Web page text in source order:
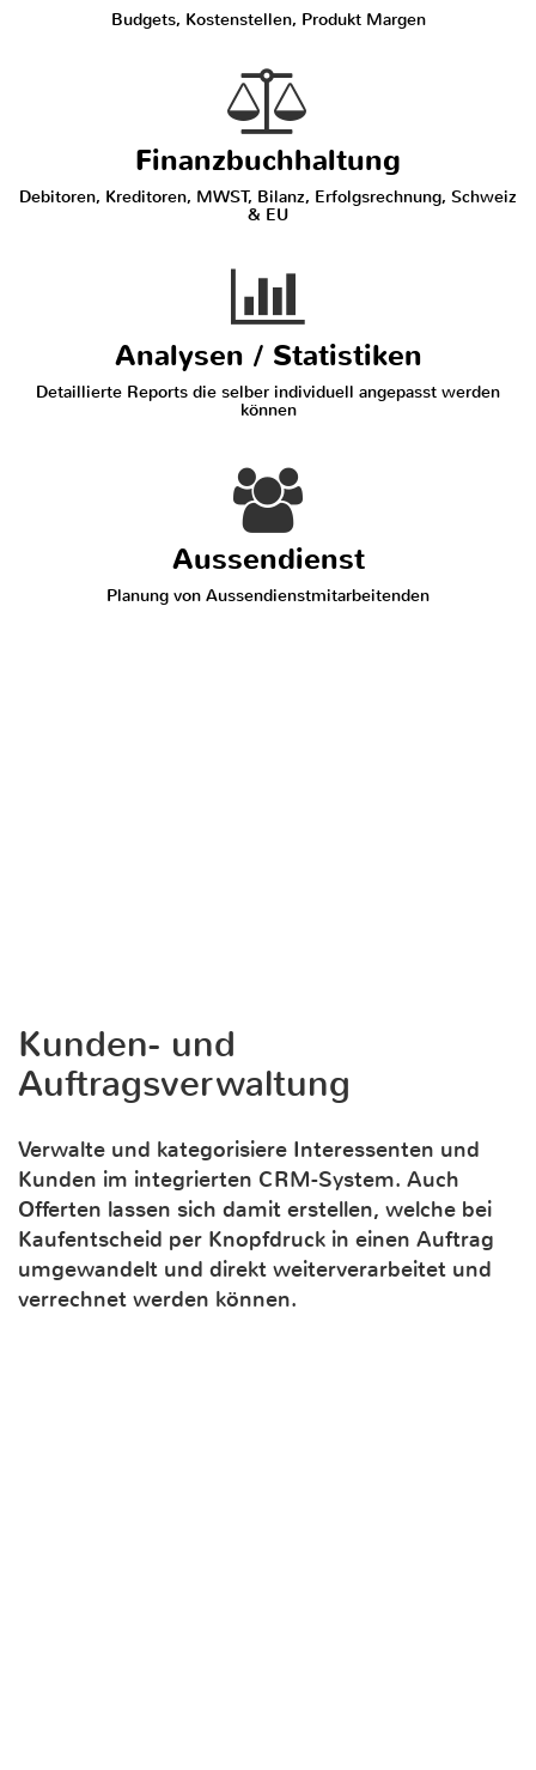
Budgets, Kostenstellen, Produkt Margen
Finanzbuchhaltung
Debitoren, Kreditoren, MWST, Bilanz, Erfolgsrechnung, Schweiz
& EU
Analysen / Statistiken
Detaillierte Reports die selber individuell angepasst werden
können
Aussendienst
Planung von Aussendienstmitarbeitenden
Kunden- und
Auftragsverwaltung
Verwalte und kategorisiere Interessenten und
Kunden im integrierten CRM-System. Auch
Offerten lassen sich damit erstellen, welche bei
Kaufentscheid per Knopfdruck in einen Auftrag
umgewandelt und direkt weiterverarbeitet und
verrechnet werden können.